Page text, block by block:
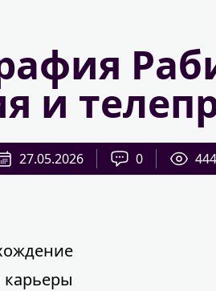
и
27.05.2026 0 444
карьеры